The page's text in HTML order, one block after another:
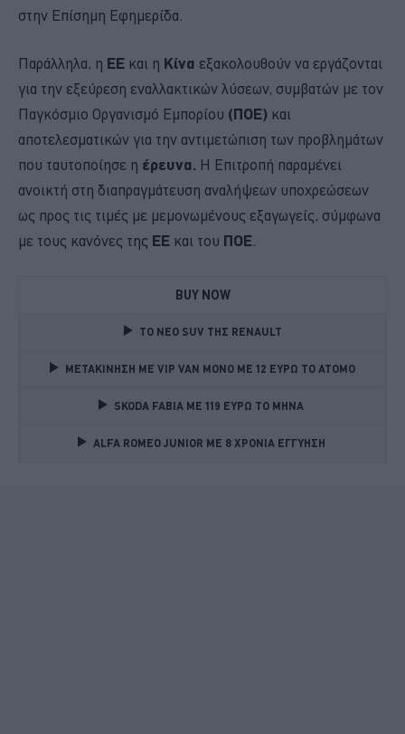
στην Επίσημη Εφημερίδα.
Παράλληλα, η ΕΕ και η Κίνα εξακολουθούν να εργάζονται
για την εξεύρεση εναλλακτικών λύσεων, συμβατών με τον
Παγκόσμιο Οργανισμό Εμπορίου (ΠΟΕ) και
αποτελεσματικών για την αντιμετώπιση των προβλημάτων
που ταυτοποίησε η έρευνα. Η Επιτροπή παραμένει
ανοικτή στη διαπραγμάτευση αναλήψεων υποχρεώσεων
ως προς τις τιμές με μεμονωμένους εξαγωγείς, σύμφωνα
με τους κανόνες της ΕΕ και του ΠΟΕ
BUY NOW
TO NEO SUV ΤΗΣ RENAULT
ΜΕΤΑΚΙΝΗΣΗ ΜΕ VIP VAN ΜΟΝΟ ΜΕ 12 ΕΥΡΩ ΤΟ ΑΤΟΜΟ
SKODA FABIA ME 119 ΕΥΡΩ ΤΟ ΜΗΝΑ
ALFA ROMEO JUNIOR ME 8 ΧΡΟΝΙΑ ΕΓΓΥΗΣΗ